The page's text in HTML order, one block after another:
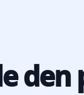
den